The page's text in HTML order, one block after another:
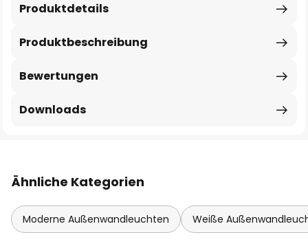
Produktbeschreibung
Produktdetails
Bewertungen
Downloads
Ähnliche Kategorien
Moderne Außenwandleuchten Weiße